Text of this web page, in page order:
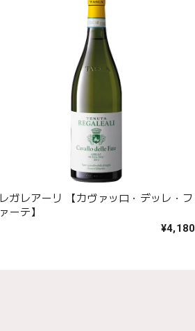
レガレアーリ 【カヴァッロ・デッレ・フ
ァーテ】
¥4,180